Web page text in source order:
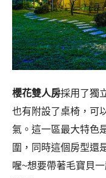
櫻花雙人房採用了獨
也有附設了桌椅，可
氣。這一區最大特色
圍，同時這個房型還
喔~想要帶著毛寶貝